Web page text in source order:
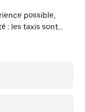
possible,
: les taxis sont
Uber Taxi :